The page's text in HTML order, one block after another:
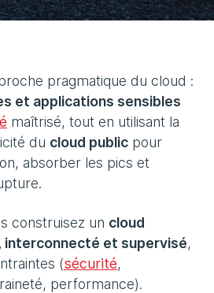
pragmatique du cloud :
et applications sensibles
maîtrisé, tout en utilisant la
du cloud public pour
absorber les pics et
construisez un cloud
interconnecté et supervisé,
(sécurité,
performance).